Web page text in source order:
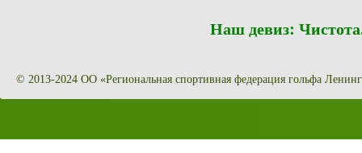
Наш девиз:
© 2013-2024 ОО «Региональная спортивная федерация гольфа